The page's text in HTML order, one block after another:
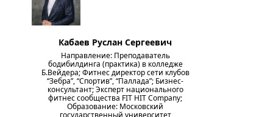
Кабаев Руслан Сергеевич
Направление: Преподаватель
бодибилдинга (практика) в колледже
Б.Вейдера; Фитнес директор сети клубов
“Зебра”, “Спортив”, “Паллада”; Бизнес-
консультант; Эксперт национального
фитнес сообщества FIT HIT Company;
Образование: Московский